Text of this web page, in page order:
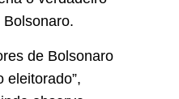
de Bolsonaro
eleitorado”,